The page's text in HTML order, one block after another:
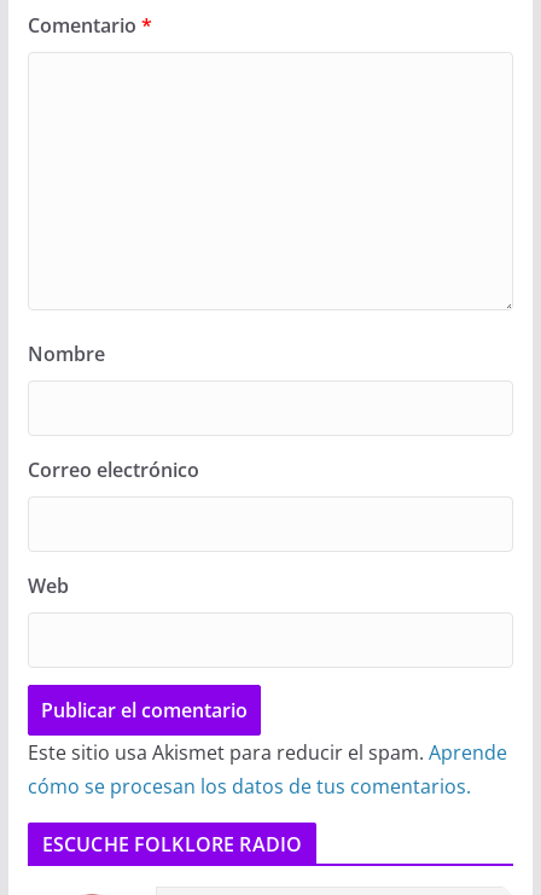
Comentario *
Nombre
Correo electrónico
Web
Este sitio usa Akismet para reducir el spam. Aprende
cómo se procesan los datos de tus comentarios.
ESCUCHE FOLKLORE RADIO